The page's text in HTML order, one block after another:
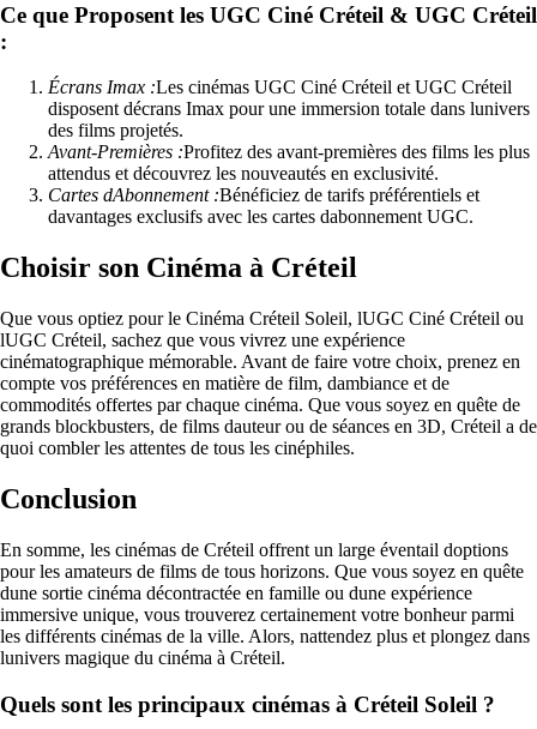
Ce que Proposent les UGC Ciné Créteil & UGC Créteil
:
Écrans Imax :Les cinémas UGC Ciné Créteil et UGC Créteil
disposent décrans Imax pour une immersion totale dans lunivers
des films projetés.
Avant-Premières :Profitez des avant-premières des films les plus
attendus et découvrez les nouveautés en exclusivité.
Cartes dAbonnement :Bénéficiez de tarifs préférentiels et
davantages exclusifs avec les cartes dabonnement UGC.
Choisir son Cinéma à Créteil
Que vous optiez pour le Cinéma Créteil Soleil, lUGC Ciné Créteil ou
lUGC Créteil, sachez que vous vivrez une expérience
cinématographique mémorable. Avant de faire votre choix, prenez en
compte vos préférences en matière de film, dambiance et de
commodités offertes par chaque cinéma. Que vous soyez en quête de
grands blockbusters, de films dauteur ou de séances en 3D, Créteil a de
quoi combler les attentes de tous les cinéphiles.
Conclusion
En somme, les cinémas de Créteil offrent un large éventail doptions
pour les amateurs de films de tous horizons. Que vous soyez en quête
dune sortie cinéma décontractée en famille ou dune expérience
immersive unique, vous trouverez certainement votre bonheur parmi
les différents cinémas de la ville. Alors, nattendez plus et plongez dans
lunivers magique du cinéma à Créteil.
Quels sont les principaux cinémas à Créteil Soleil ?